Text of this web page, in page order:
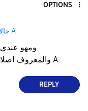
OPTIONS
جالاكسى A
طيب ياخوي انا جوالي فئة A ومهو عندي
والمعروف اصلا انه مو موجود في سلسلة ال A
REPLY